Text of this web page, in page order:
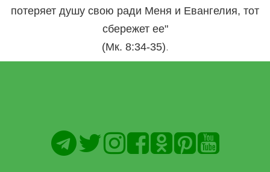
потеряет душу свою ради Меня и Евангелия, тот
сбережет ее"
(Мк. 8:34-35).